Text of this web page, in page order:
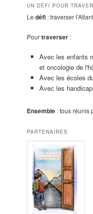
UN DÉFI POUR
Ledéfi : traverser
Pourtraverser :
Avec les enfants
et oncologie de
Avec les écoles
Avec les
Ensemble : tous réunis
PARTENAIRES